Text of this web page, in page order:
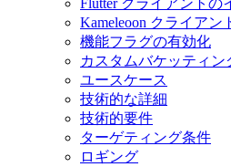
Flutter クライアントの
Kameleoon クライアン
機能フラグの有効化
カスタムバケッティン
ユースケース
技術的な詳細
技術的要件
ターゲティング条件
ロギング